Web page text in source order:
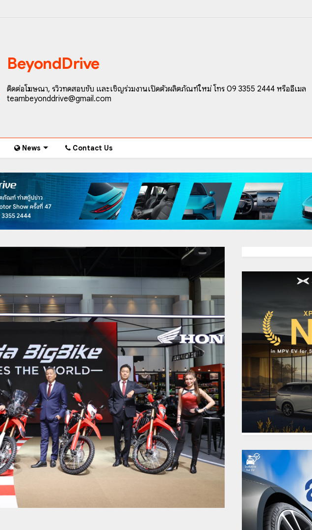
BeyondDrive
ติดต่อโฆษณา, รีวิวทดสอบขับ และเชิญร่วมงานเปิดตัวผลิตภัณฑ์ใหม่ โทร 09 3355 2444 หรืออีเมล
teambeyonddrive@gmail.com
News Contact Us